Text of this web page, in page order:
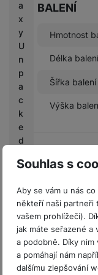
Souhlas s
Aby se vám u nás
někteří naši partneři
vašem prohlížeči).
jak máte seřazené
a podobně. Díky nim
a pomáhají nám
dalšímu zlepšování
a
x
y
U
n
p
a
c
k
e
d
M
bi
le
O
ut
fit
te
BALENÍ
Hmotnost
Délka balení
Šířka balení
Výška
Pro vkládání
Recenze
Nebyla přidána